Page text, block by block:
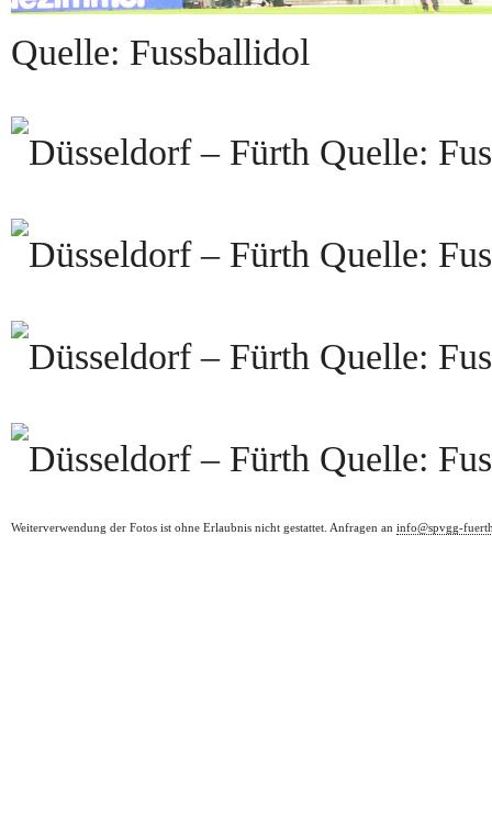
Quelle: Fussballidol
Quelle:
Quelle:
Quelle:
Quelle:
Weiterverwendung der Fotos ist ohne Erlaubnis nicht gestattet. Anfragen an info@spvgg-